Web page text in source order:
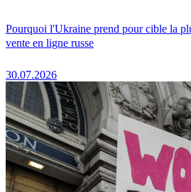
Pourquoi l'Ukraine prend pour cible la
vente en ligne russe
30.07.2026